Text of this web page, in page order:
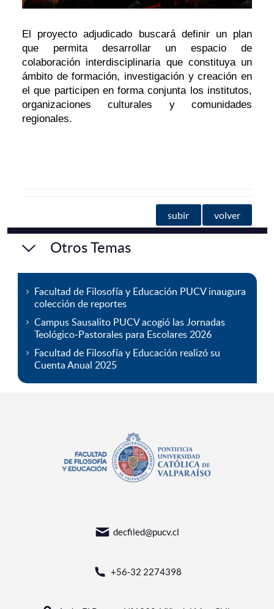
El proyecto adjudicado buscará definir un plan
que permita desarrollar un espacio de
colaboración interdisciplinaria que constituya un
ámbito de formación, investigación y creación en
el que participen en forma conjunta los institutos,
organizaciones culturales y comunidades
regionales.
subir volver
Otros Temas
Facultad de Filosofía y Educación PUCV inaugura
colección de reportes
Campus Sausalito PUCV acogió las Jornadas
Teológico-Pastorales para Escolares 2026
Facultad de Filosofía y Educación realizó su
Cuenta Anual 2025
decfiled@pucv.cl
+56-32 2274398